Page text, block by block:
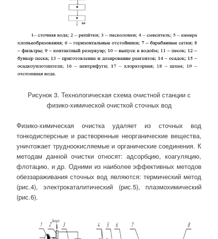
Рисунок 3. Технологическая схема очистной станции с
физико-химической очисткой сточных вод
Физико-химическая очистка удаляет из сточных вод
тонкодисперсные и растворенные неорганические вещества,
уничтожает трудноокисляемые и органические соединения. К
методам данной очистки относят: адсорбцию, коагуляцию,
флотацию, и др. Одними из наиболее эффективных методов
обеззараживания сточных вод являются: термический метод
(рис.4), электрокаталитический (рис.5), плазмохимический
(рис.6).